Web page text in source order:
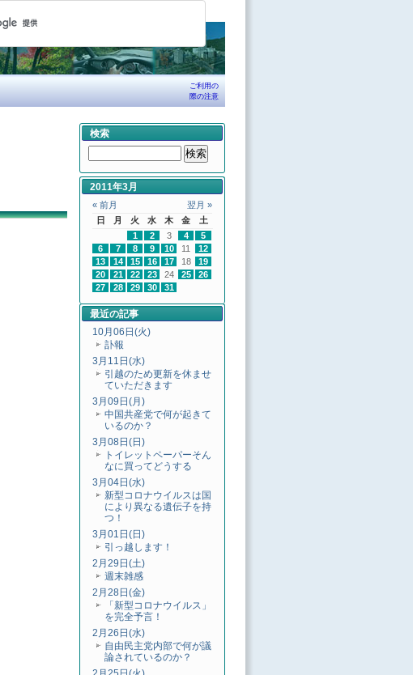
ご利用の
際の注意
検索
2011年3月
« 前月
翌月 »
日
月 火 水 木 金
土
1
2 3 4
5
6
7 8 9 10 11
12
13
14 15 16 17 18
19
20
21 22 23 24 25
26
27
28 29 30 31
最近の記事
10月06日(火)
訃報
3月11日(水)
引越のため更新を休ませ
ていただきます
3月09日(月)
中国共産党で何が起きて
いるのか？
3月08日(日)
トイレットペーパーそん
なに買ってどうする
3月04日(水)
新型コロナウイルスは国
により異なる遺伝子を持
つ！
3月01日(日)
引っ越します！
2月29日(土)
週末雑感
2月28日(金)
「新型コロナウイルス」
を完全予言！
2月26日(水)
自由民主党内部で何が議
論されているのか？